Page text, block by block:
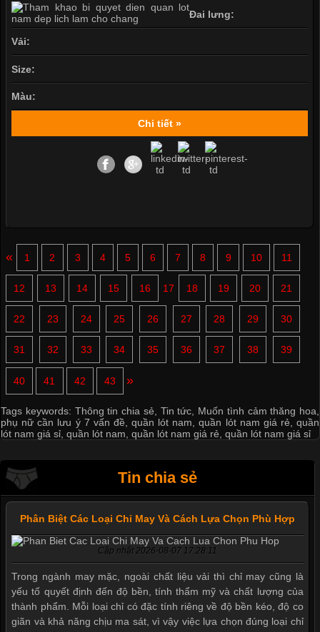
Đai lưng:
Vải:
Size:
Màu:
Chi tiết »
« 1 2 3 4 5 6 7 8 9 10 11
12 13 14 15 16 17 18 19 20 21
22 23 24 25 26 27 28 29 30
31 32 33 34 35 36 37 38 39
40 41 42 43 »
Tags keywords: Thông tin chia sẻ Tin tức Muốn tình cảm thăng hoa
phụ nữ cần lưu ý 7 vấn đề
quần lót nam ,quần lót nam giá rẻ
quần
lót nam giá sỉ quần lót nam quần lót nam giá rẻ quần lót nam giá sỉ
Tin chia sẻ
Phân Biệt Các Loại Chỉ May Và Cách Lựa Chọn Phù Hợp
Cập nhật 2026-08-07 17:28:11
Trong ngành may mặc, ngoài chất liệu vải thì chỉ may cũng là
yếu tố quyết định đến độ bền, tính thẩm mỹ và chất lượng của
thành phẩm. Mỗi loại chỉ có đặc tính riêng về độ bền kéo, độ co
giãn và khả năng chịu ma sát, vì vậy việc lựa chọn đúng loại chỉ